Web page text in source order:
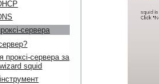
сервера
проксі-сервера за
squid